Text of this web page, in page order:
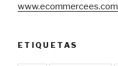
www.ecommercees.com
ETIQUETAS